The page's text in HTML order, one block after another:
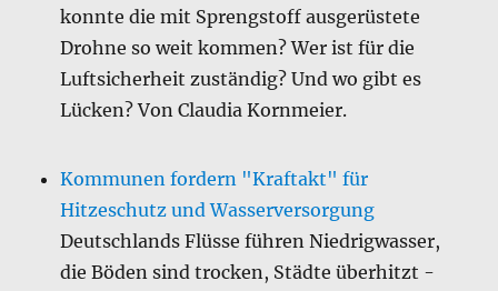
konnte die mit Sprengstoff ausgerüstete
Drohne so weit kommen? Wer ist für die
Luftsicherheit zuständig? Und wo gibt es
Lücken? Von Claudia Kornmeier.
Kommunen fordern "Kraftakt" für
Hitzeschutz und Wasserversorgung
Deutschlands Flüsse führen Niedrigwasser,
die Böden sind trocken, Städte überhitzt -